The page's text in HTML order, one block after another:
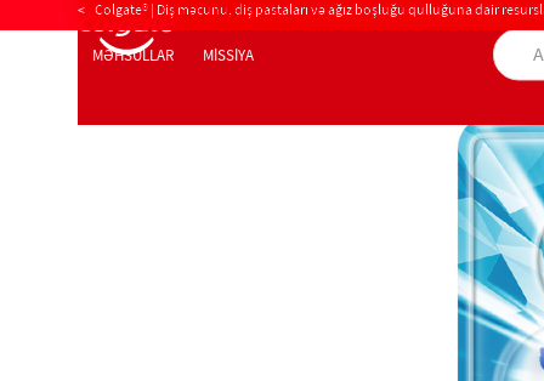
MƏHSULLAR MİSSİYA
MƏHSULLAR MİSSİYA
AĞIZ BOŞLUĞU SAĞLAMLIĞININ
Colgate® | Diş məcunu, diş pastaları və ağız boşluğu qulluğuna dair